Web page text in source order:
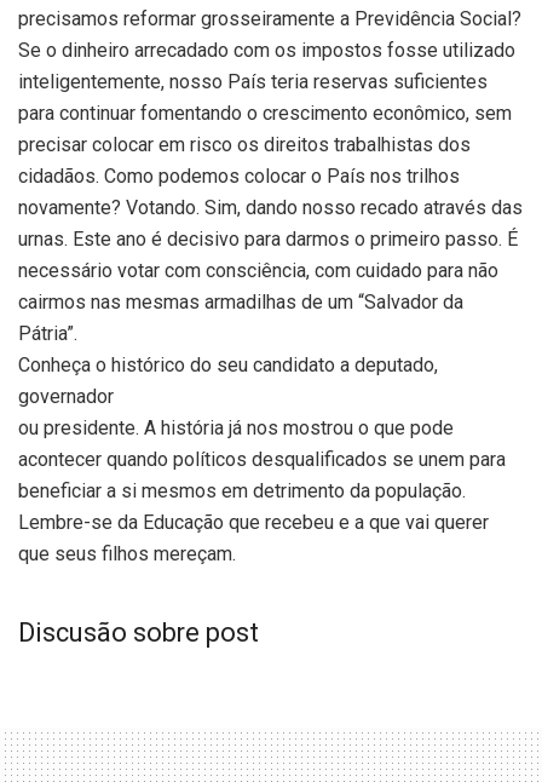
precisamos reformar grosseiramente a Previdência Social?
Se o dinheiro arrecadado com os impostos fosse utilizado
inteligentemente, nosso País teria reservas suficientes
para continuar fomentando o crescimento econômico, sem
precisar colocar em risco os direitos trabalhistas dos
cidadãos. Como podemos colocar o País nos trilhos
novamente? Votando. Sim, dando nosso recado através das
urnas. Este ano é decisivo para darmos o primeiro passo. É
necessário votar com consciência, com cuidado para não
cairmos nas mesmas armadilhas de um “Salvador da
Pátria”.
Conheça o histórico do seu candidato a deputado,
governador
ou presidente. A história já nos mostrou o que pode
acontecer quando políticos desqualificados se unem para
beneficiar a si mesmos em detrimento da população.
Lembre-se da Educação que recebeu e a que vai querer
que seus filhos mereçam.
Discusão sobre post